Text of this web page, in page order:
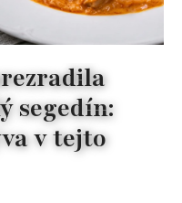
segedín:
v tejto